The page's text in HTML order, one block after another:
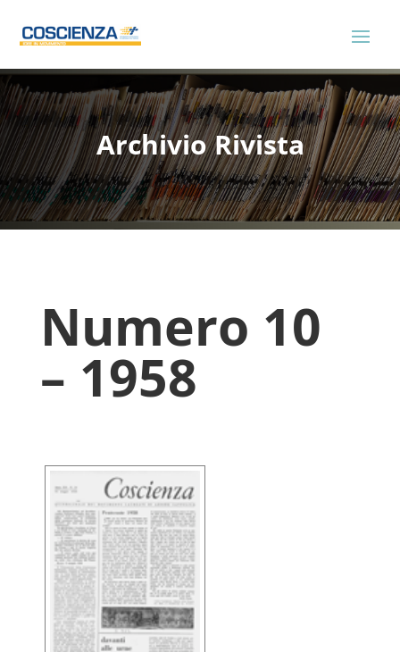
Archivio Rivista
Numero 10
– 1958